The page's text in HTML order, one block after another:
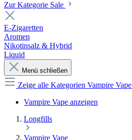
Zur Kategorie Sale
E-Zigaretten
Aromen
Nikotinsalz & Hybrid
Liquid
Menü schließen
Zeige alle Kategorien Vampire Vape
Vampire Vape anzeigen
Longfills
Vampire Vape